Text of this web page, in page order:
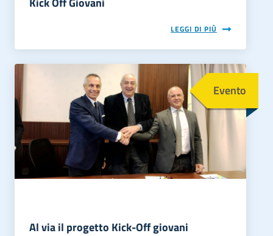
LEGGI DI PIÙ
Immagine
Evento
Al via il progetto Kick-Off giovani